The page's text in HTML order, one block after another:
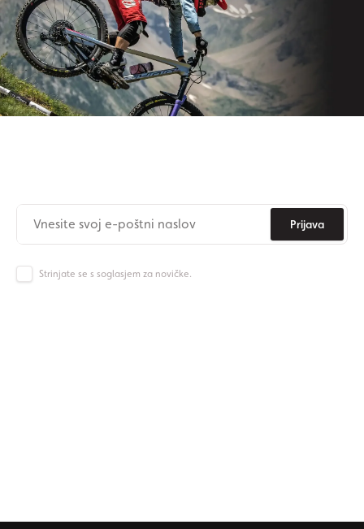
Prijava
Strinjate se s soglasjem za novičke.